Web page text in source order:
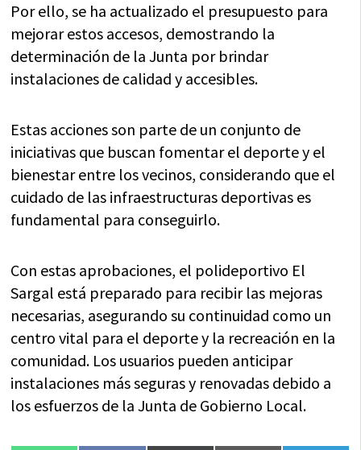
Por ello, se ha actualizado el presupuesto para
mejorar estos accesos, demostrando la
determinación de la Junta por brindar
instalaciones de calidad y accesibles.
Estas acciones son parte de un conjunto de
iniciativas que buscan fomentar el deporte y el
bienestar entre los vecinos, considerando que el
cuidado de las infraestructuras deportivas es
fundamental para conseguirlo.
Con estas aprobaciones, el polideportivo El
Sargal está preparado para recibir las mejoras
necesarias, asegurando su continuidad como un
centro vital para el deporte y la recreación en la
comunidad. Los usuarios pueden anticipar
instalaciones más seguras y renovadas debido a
los esfuerzos de la Junta de Gobierno Local.